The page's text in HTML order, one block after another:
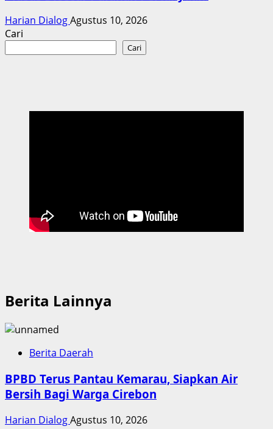
Harian DialogAgustus 10, 2026
Cari
Cari
Berita Lainnya
Berita Daerah
BPBD Terus Pantau Kemarau, Siapkan Air
Bersih Bagi Warga Cirebon
Harian DialogAgustus 10, 2026